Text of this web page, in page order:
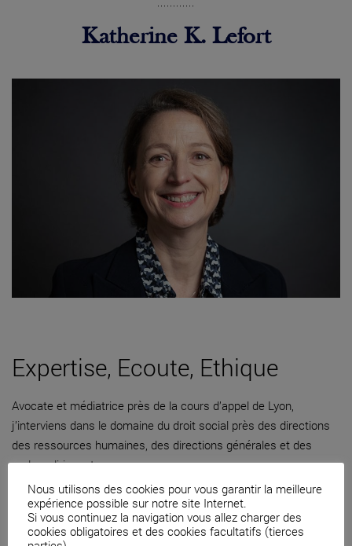
Katherine K. Lefort
Expertise, Ecoute, Ethique
Avocate et médiatrice près de la cours d’appel de Lyon,
j’interviens dans le domaine du droit social près des directions
des ressources humaines, des directions générales et des
cadres dirigeants.
04 82 53 71 51
Contacter par mail
Nous utilisons des cookies pour vous garantir la meilleure
expérience possible sur notre site Internet.
Si vous continuez la navigation vous allez charger des
cookies obligatoires et des cookies facultatifs (tierces